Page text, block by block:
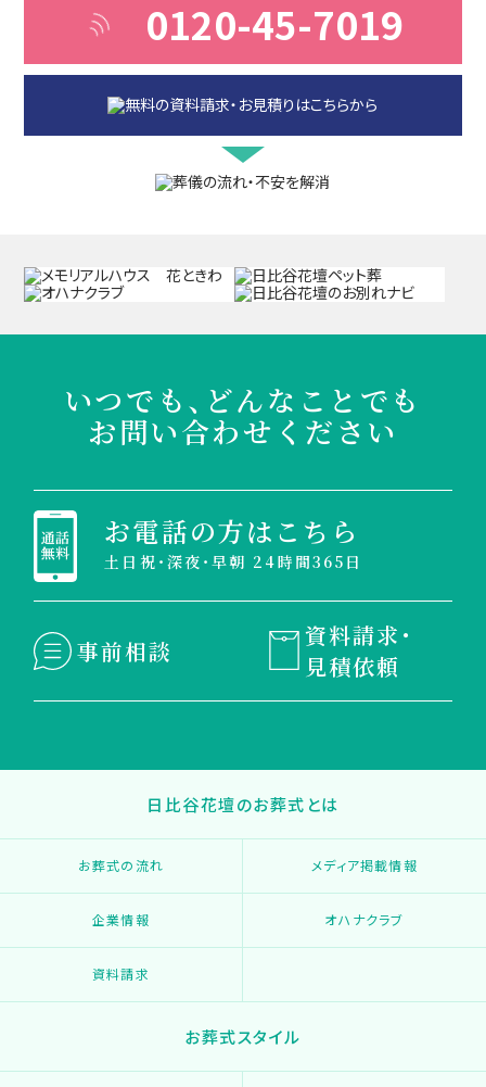
0120-45-7019
いつでも、どんなことでも
お問い合わせください
お電話の方はこちら
土日祝・深夜・早朝 24時間365日
事前相談
資料請求・
見積依頼
日比谷花壇のお葬式とは
お葬式の流れ メディア掲載情報
企業情報 オハナクラブ
資料請求
お葬式スタイル